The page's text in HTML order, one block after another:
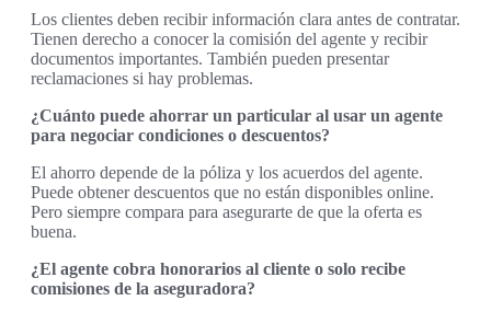
Los clientes deben recibir información clara antes de contratar.
Tienen derecho a conocer la comisión del agente y recibir
documentos importantes. También pueden presentar
reclamaciones si hay problemas.
¿Cuánto puede ahorrar un particular al usar un agente
para negociar condiciones o descuentos?
El ahorro depende de la póliza y los acuerdos del agente.
Puede obtener descuentos que no están disponibles online.
Pero siempre compara para asegurarte de que la oferta es
buena.
¿El agente cobra honorarios al cliente o solo recibe
comisiones de la aseguradora?